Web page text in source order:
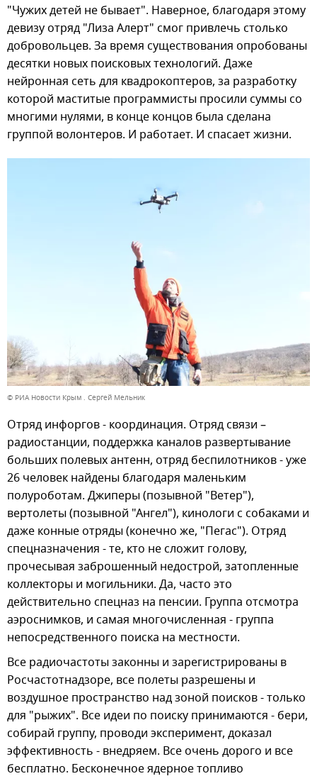
"Чужих детей не бывает". Наверное, благодаря этому
девизу отряд "Лиза Алерт" смог привлечь столько
добровольцев. За время существования опробованы
десятки новых поисковых технологий. Даже
нейронная сеть для квадрокоптеров, за разработку
которой маститые программисты просили суммы со
многими нулями, в конце концов была сделана
группой волонтеров. И работает. И спасает жизни.
© РИА Новости Крым . Сергей Мельник
Отряд инфоргов - координация. Отряд связи –
радиостанции, поддержка каналов развертывание
больших полевых антенн, отряд беспилотников - уже
26 человек найдены благодаря маленьким
полуроботам. Джиперы (позывной "Ветер"),
вертолеты (позывной "Ангел"), кинологи с собаками и
даже конные отряды (конечно же, "Пегас"). Отряд
спецназначения - те, кто не сложит голову,
прочесывая заброшенный недострой, затопленные
коллекторы и могильники. Да, часто это
действительно спецназ на пенсии. Группа отсмотра
аэроснимков, и самая многочисленная - группа
непосредственного поиска на местности.
Все радиочастоты законны и зарегистрированы в
Росчастотнадзоре, все полеты разрешены и
воздушное пространство над зоной поисков - только
для "рыжих". Все идеи по поиску принимаются - бери,
собирай группу, проводи эксперимент, доказал
эффективность - внедряем. Все очень дорого и все
бесплатно. Бесконечное ядерное топливо